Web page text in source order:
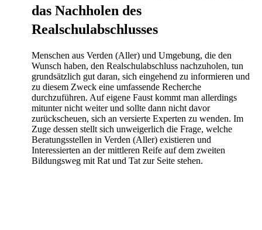
das Nachholen des
Realschulabschlusses
Menschen aus Verden (Aller) und Umgebung, die den
Wunsch haben, den Realschulabschluss nachzuholen, tun
grundsätzlich gut daran, sich eingehend zu informieren und
zu diesem Zweck eine umfassende Recherche
durchzuführen. Auf eigene Faust kommt man allerdings
mitunter nicht weiter und sollte dann nicht davor
zurückscheuen, sich an versierte Experten zu wenden. Im
Zuge dessen stellt sich unweigerlich die Frage, welche
Beratungsstellen in Verden (Aller) existieren und
Interessierten an der mittleren Reife auf dem zweiten
Bildungsweg mit Rat und Tat zur Seite stehen.